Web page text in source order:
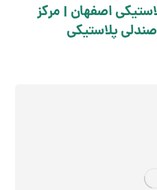
اصفهان | مرکز
پلاستیکی